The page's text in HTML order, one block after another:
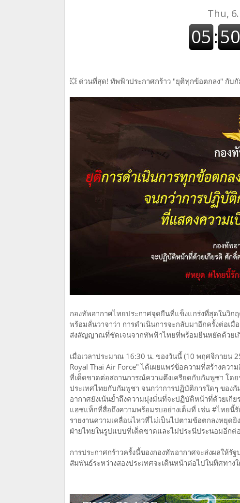
💥 ด่วนที่สุด! ทัพฟ้าประกาศกร้าว "ยุติทุกข้อตกลง" กั
กองทัพอากาศไทยประกาศจุดยืนที่แข็งแกร่งที่สุดในวิ
พร้อมลั่นวาจาว่า การดำเนินการจะกลับมาอีกครั้งต่อ
ส่งสัญญาณที่ชัดเจนจากทัพฟ้าไทยที่พร้อมยืนหยัดด้วยเ
เมื่อเวลาประมาณ 16:30 น. ของวันนี้ (10 พฤศจิกายน
Royal Thai Air Force" ได้เผยแพร่ข้อความที่สร้างคว
ที่เด็ดขาดต่อสถานการณ์ความตึงเครียดกับกัมพูชา โดย
ประเทศไทยกับกัมพูชา จนกว่าการปฏิบัติการใดๆ ขอ
อากาศยังเน้นย้ำถึงความมุ่งมั่นที่จะปฏิบัติหน้าที่ด้วยเกี
แฮชแท็กที่สื่อถึงความพร้อมรบอย่างเต็มที่ เช่น #ไทยนี้
รายงานความเคลื่อนไหวที่ไม่เป็นไปตามข้อตกลงหยุด
ฝ่ายไทยในรูปแบบที่เด็ดขาดและไม่ประนีประนอมอีกต่
การประกาศกร้าวครั้งนี้ของกองทัพอากาศจะส่งผลให้
สัมพันธ์ระหว่างสองประเทศจะเดินหน้าต่อไปในทิศทาง